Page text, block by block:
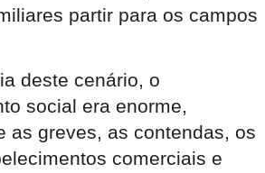
partir para os campos
deste cenário, o
social era enorme,
as greves, as contendas, os
comerciais e